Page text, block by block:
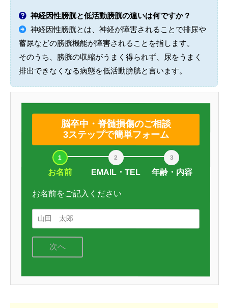
神経因性膀胱と低活動膀胱の違いは何ですか？
神経因性膀胱とは、神経が障害されることで排尿や
蓄尿などの膀胱機能が障害されることを指します。
そのうち、膀胱の収縮がうまく得られず、尿をうまく
排出できなくなる病態を低活動膀胱と言います。
脳卒中・脊髄損傷のご相談
3ステップで簡単フォーム
お名前 EMAIL・TEL 年齢・内容
お名前をご記入ください
次へ